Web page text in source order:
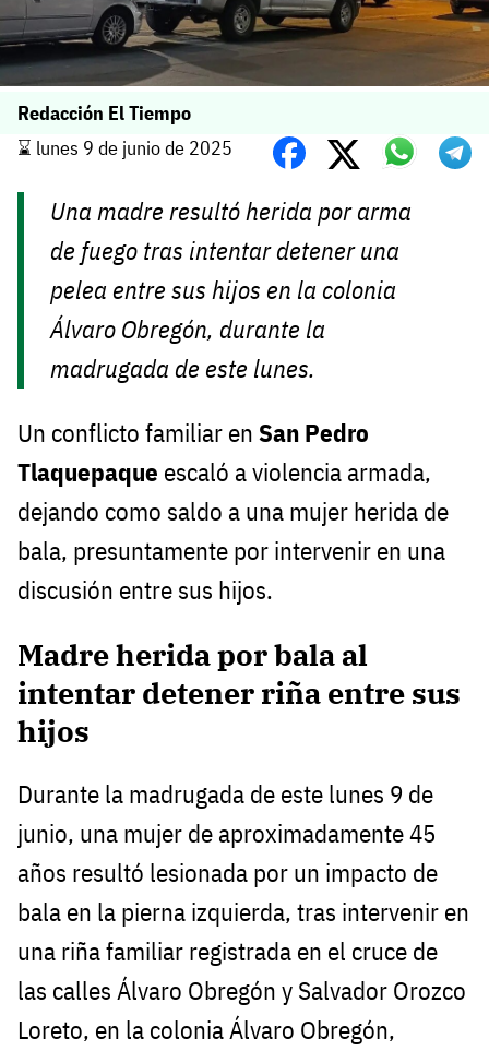
Redacción El Tiempo
⌛️ lunes 9 de junio de 2025
Una madre resultó herida por arma
de fuego tras intentar detener una
pelea entre sus hijos en la colonia
Álvaro Obregón, durante la
madrugada de este lunes.
Un conflicto familiar en San Pedro
Tlaquepaque escaló a violencia armada,
dejando como saldo a una mujer herida de
bala, presuntamente por intervenir en una
discusión entre sus hijos.
Madre herida por bala al
intentar detener riña entre sus
hijos
Durante la madrugada de este lunes 9 de
junio, una mujer de aproximadamente 45
años resultó lesionada por un impacto de
bala en la pierna izquierda, tras intervenir en
una riña familiar registrada en el cruce de
las calles Álvaro Obregón y Salvador Orozco
Loreto, en la colonia Álvaro Obregón,